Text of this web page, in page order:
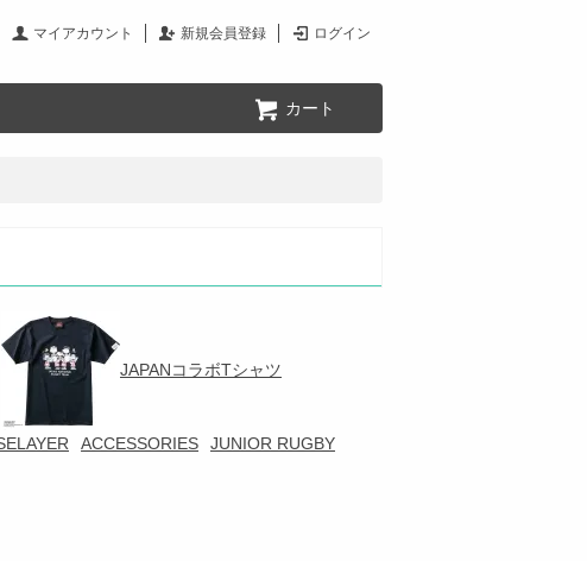
マイアカウント 新規会員登録 ログイン
カート
JAPANコラボTシャツ
ACCESSORIES JUNIOR RUGBY